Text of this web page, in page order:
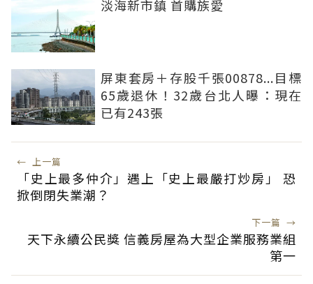
淡海新市鎮 首購族愛
屏東套房＋存股千張00878...目標
65歲退休！32歲台北人曝：現在
已有243張
← 上一篇
「史上最多仲介」遇上「史上最嚴打炒房」 恐
掀倒閉失業潮？
下一篇 →
天下永續公民獎 信義房屋為大型企業服務業組
第一